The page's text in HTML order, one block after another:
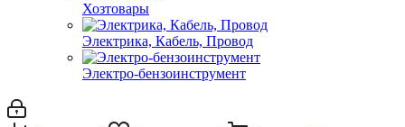
Хозтовары
Электрика, Кабель, Провод
Электро-бензоинструмент